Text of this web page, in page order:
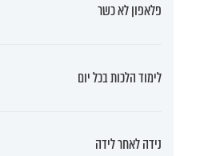
פלאפון לא כשר
לימוד הלכות בכל יום
נידה לאחר לידה